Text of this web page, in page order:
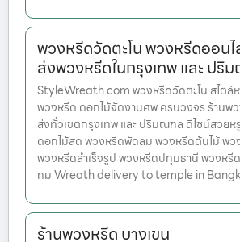
พวงหรีดวัดตะโน พวงหรีดออน
ส่งพวงหรีดในกรุงเทพ และ ปริ
StyleWreath.com พวงหรีดวัดตะโน สไตล์
พวงหรีด ดอกไม้จัดงานศพ ครบวงจร ร้านพ
ส่งทั่วเขตกรุงเทพ และ ปริมณฑล ดีไซน์สวยห
ดอกไม้สด พวงหรีดพัดลม พวงหรีดต้นไม้ พว
พวงหรีดสำเร็จรูป พวงหรีดปทุมธานี พวงห
ทม Wreath delivery to temple in
ร้านพวงหรีด บางเขน